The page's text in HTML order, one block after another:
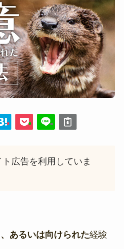
広告を利用していま
あるいは向けられた経験